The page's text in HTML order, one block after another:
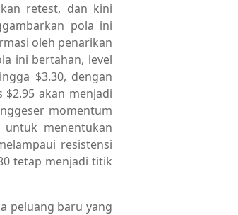
retest, dan kini
pola ini
oleh penarikan
ini bertahan, level
$3.30, dengan
akan menjadi
momentum
menentukan
resistensi
tetap menjadi titik
peluang baru yang